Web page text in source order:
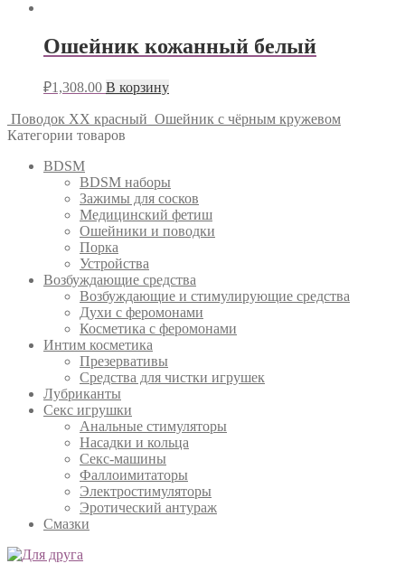
Ошейник кожанный белый
₽1,308.00 В корзину
Поводок ХХ красный Ошейник с чёрным кружевом
Категории товаров
BDSM
BDSM наборы
Зажимы для сосков
Медицинский фетиш
Ошейники и поводки
Порка
Устройства
Возбуждающие средства
Возбуждающие и стимулирующие средства
Духи с феромонами
Косметика с феромонами
Интим косметика
Презервативы
Средства для чистки игрушек
Лубриканты
Секс игрушки
Анальные стимуляторы
Насадки и кольца
Секс-машины
Фаллоимитаторы
Электростимуляторы
Эротический антураж
Смазки